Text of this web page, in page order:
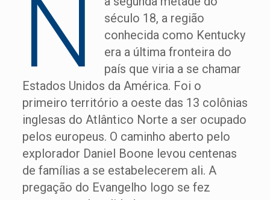
N
século 18, a região
conhecida como Kentucky
era a última fronteira do
país que viria a se chamar
Estados Unidos da América. Foi o
primeiro território a oeste das 13 colônias
inglesas do Atlântico Norte a ser ocupado
pelos europeus. O caminho aberto pelo
explorador Daniel Boone levou centenas
de famílias a se estabelecerem ali. A
pregação do Evangelho logo se fez